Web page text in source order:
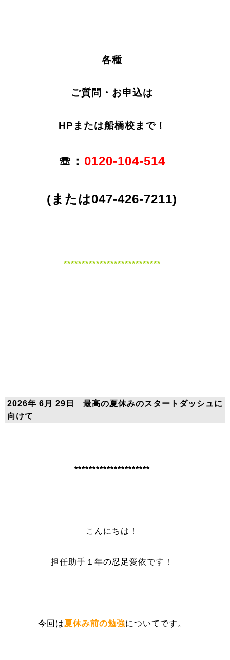
各種
ご質問・お申込は
HPまたは船橋校まで！
☏： 0120-104-514
(または047-426-7211)
***************************
2026年 6月 29日 最高の夏休みのスタートダッシュに
向けて
*********************
こんにちは！
担任助手１年の忍足愛依です！
今回は夏休み前の勉強についてです。